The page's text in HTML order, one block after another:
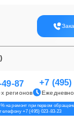
87
регионов
+7 (495)
на ремонт при первом
телефону +7 (495) 023-83-23